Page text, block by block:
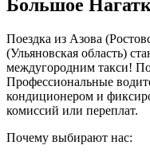
Большое
Поездка из Азова
(Ульяновская область)
междугородним такси!
Профессиональные
кондиционером и
комиссий или переплат.
Почему выбирают нас: